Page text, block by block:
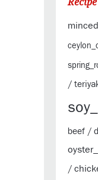
/
beef /
/